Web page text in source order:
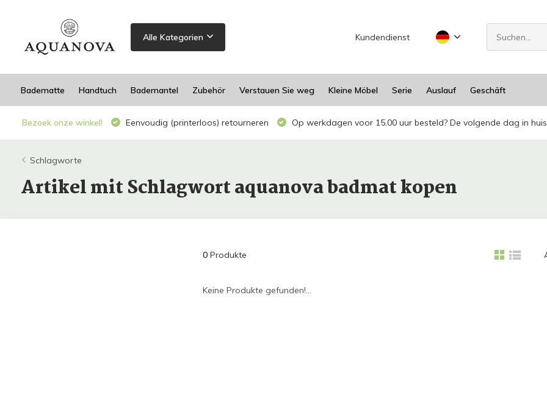
Alle Kategorien Kundendienst
Badematte Handtuch Bademantel Zubehör Verstauen Sie weg Kleine Möbel Serie Auslauf Geschäft
Bezoek onze winkel! Eenvoudig (printerloos) retourneren Op werkdagen voor 15.00 uur besteld? De volgende dag in
Schlagworte
Artikel mit Schlagwort aquanova badmat kopen
0Produkte
Keine Produkte gefunden!...